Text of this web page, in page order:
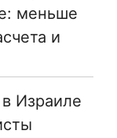
меньше
и
Израиле